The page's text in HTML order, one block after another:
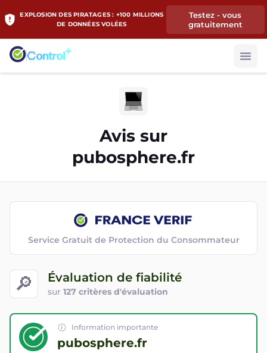
EXPLOSION DES PIRATAGES : +100 MILLIONS
DE DONNÉES VOLÉES
Testez - vous
gratuitement
Avis sur
pubosphere.fr
🔎 Évaluation de fiabilité
sur 127 critères d'évaluation
Service Gratuit de Protection du Consommateur
Information importante
pubosphere.fr